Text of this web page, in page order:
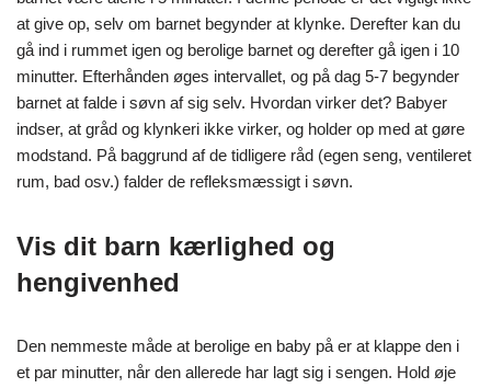
at give op, selv om barnet begynder at klynke. Derefter kan du
gå ind i rummet igen og berolige barnet og derefter gå igen i 10
minutter. Efterhånden øges intervallet, og på dag 5-7 begynder
barnet at falde i søvn af sig selv. Hvordan virker det? Babyer
indser, at gråd og klynkeri ikke virker, og holder op med at gøre
modstand. På baggrund af de tidligere råd (egen seng, ventileret
rum, bad osv.) falder de refleksmæssigt i søvn.
Vis dit barn kærlighed og
hengivenhed
Den nemmeste måde at berolige en baby på er at klappe den i
et par minutter, når den allerede har lagt sig i sengen. Hold øje